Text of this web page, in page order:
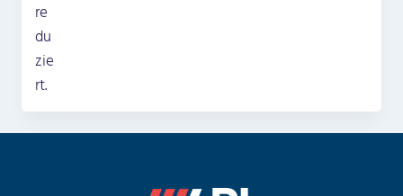
re
du
zie
rt.